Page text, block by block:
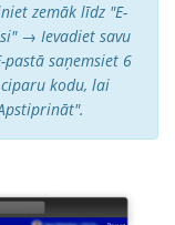
zemāk līdz "E-
→ Ievadiet savu
saņemsiet 6
kodu, lai